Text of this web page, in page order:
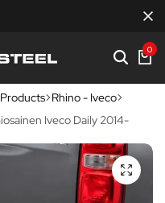
0
Rhino - Iveco
Iveco Daily 2014-